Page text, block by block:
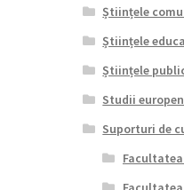
Științele
Științele
Științele
Studii
Suporturi de